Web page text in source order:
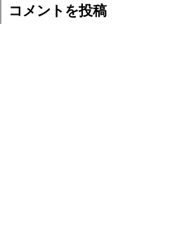
コメントを投稿